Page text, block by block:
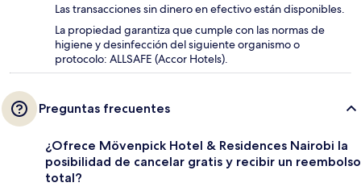
Las transacciones sin dinero en efectivo están disponibles.
La propiedad garantiza que cumple con las normas de
higiene y desinfección del siguiente organismo o
protocolo: ALLSAFE (Accor Hotels).
Preguntas frecuentes
¿Ofrece Mövenpick Hotel & Residences Nairobi la
posibilidad de cancelar gratis y recibir un reembolso
total?